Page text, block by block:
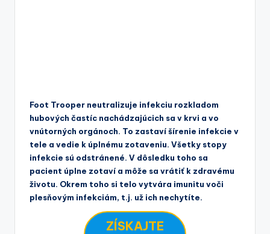
Foot Trooper neutralizuje infekciu rozkladom
hubových častíc nachádzajúcich sa v krvi a vo
vnútorných orgánoch. To zastaví šírenie infekcie v
tele a vedie k úplnému zotaveniu. Všetky stopy
infekcie sú odstránené. V dôsledku toho sa
pacient úplne zotaví a môže sa vrátiť k zdravému
životu. Okrem toho si telo vytvára imunitu voči
plesňovým infekciám, t.j. už ich nechytíte.
ZÍSKAJTE